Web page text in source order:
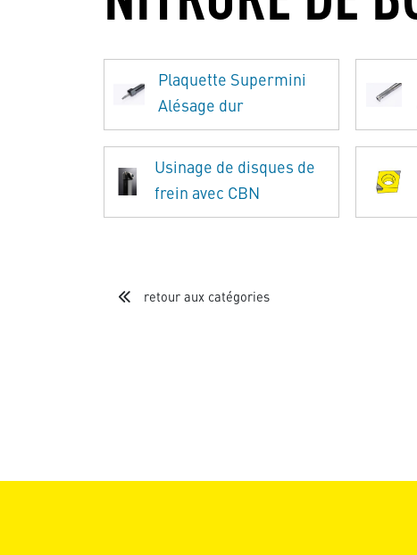
Plaquette Supermini
Alésage dur
Usinage de disques de
frein avec CBN
retour aux catégories